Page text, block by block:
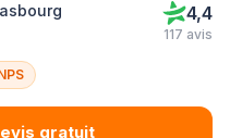
4,4
117 avis
gratuit